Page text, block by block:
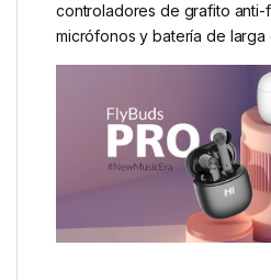
controladores de grafito anti-
micrófonos y batería de larga